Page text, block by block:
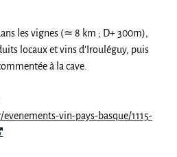
les vignes (≃ 8 km ; D+ 300m),
locaux et vins d’Irouléguy, puis
à la cave.
vin-pays-basque/1115-